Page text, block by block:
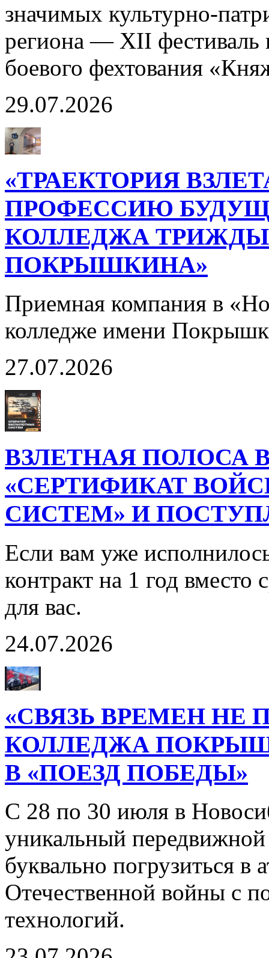
значимых культурно-
региона — XII фестиваль
боевого фехтования
29.07.2026
«ТРАЕКТОРИЯ
ПРОФЕССИЮ
КОЛЛЕДЖА ТРИЖДЫ
ПОКРЫШКИНА»
Приемная компания в
колледже имени
27.07.2026
ВЗЛЕТНАЯ ПОЛОСА
«СЕРТИФИКАТ
СИСТЕМ» И
Если вам уже
контракт на 1 год
для вас.
24.07.2026
«СВЯЗЬ ВРЕМЕН НЕ
КОЛЛЕДЖА
В «ПОЕЗД ПОБЕДЫ»
С 28 по 30 июля в
уникальный
буквально погрузиться
Отечественной войны с
технологий.